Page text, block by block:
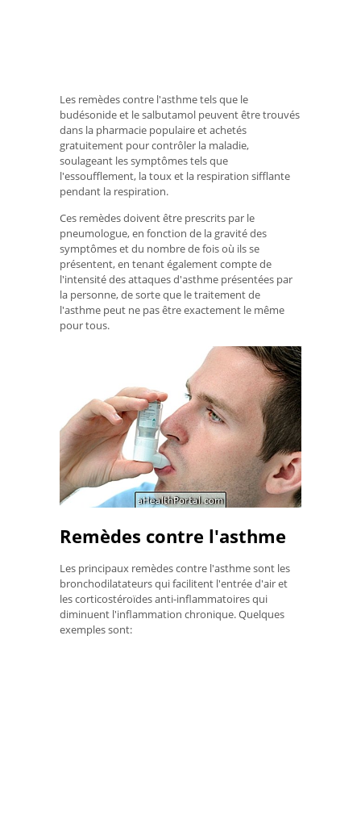
Les remèdes contre l'asthme tels que le
budésonide et le salbutamol peuvent être trouvés
dans la pharmacie populaire et achetés
gratuitement pour contrôler la maladie,
soulageant les symptômes tels que
l'essoufflement, la toux et la respiration sifflante
pendant la respiration.
Ces remèdes doivent être prescrits par le
pneumologue, en fonction de la gravité des
symptômes et du nombre de fois où ils se
présentent, en tenant également compte de
l'intensité des attaques d'asthme présentées par
la personne, de sorte que le traitement de
l'asthme peut ne pas être exactement le même
pour tous.
Remèdes contre l'asthme
Les principaux remèdes contre l'asthme sont les
bronchodilatateurs qui facilitent l'entrée d'air et
les corticostéroïdes anti-inflammatoires qui
diminuent l'inflammation chronique. Quelques
exemples sont: